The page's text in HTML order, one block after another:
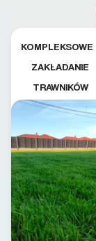
KOMPLEKSOWE
ZAKŁADANIE
TRAWNIKÓW